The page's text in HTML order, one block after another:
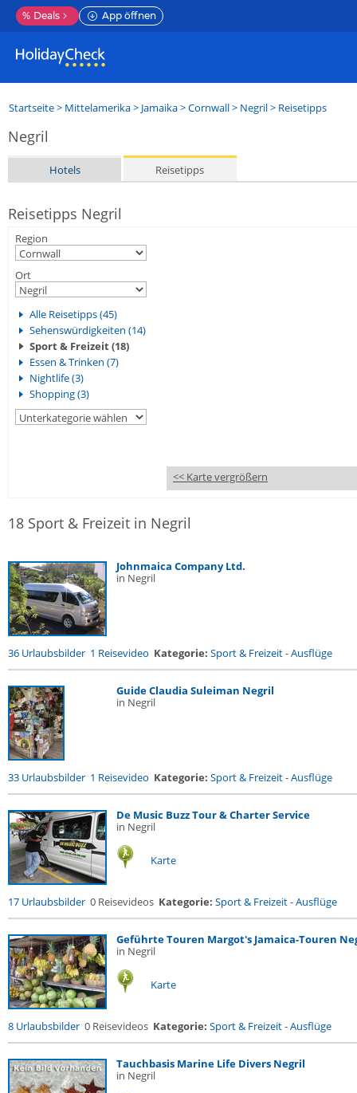
% Deals App öffnen
Startseite> Mittelamerika> Jamaika>Cornwall> Negril> Reisetipps
Negril
Hotels Reisetipps
Reisetipps Negril
Region
Ort
Alle Reisetipps (45)
Sehenswürdigkeiten (14)
Sport & Freizeit (18)
Essen & Trinken (7)
Nightlife (3)
Shopping (3)
<< Karte vergrößern
18 Sport & Freizeit in Negril
Johnmaica Company Ltd.
in Negril
36 Urlaubsbilder 1 Reisevideo Kategorie: Sport & Freizeit-Ausflüge
Guide Claudia Suleiman Negril
in Negril
33 Urlaubsbilder 1 Reisevideo Kategorie: Sport & Freizeit-Ausflüge
De Music Buzz Tour & Charter Service
in Negril
Karte
17 Urlaubsbilder 0 Reisevideos Kategorie: Sport & Freizeit-Ausflüge
Geführte Touren Margot's Jamaica-Touren
in Negril
Karte
8 Urlaubsbilder 0 Reisevideos Kategorie: Sport & Freizeit-Ausflüge
Tauchbasis Marine Life Divers Negril
in Negril